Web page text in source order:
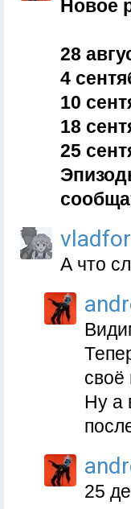
Новое
28
4
10
18
25
А что
своё
Ну а
25